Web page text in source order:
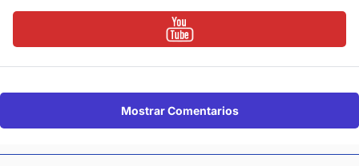
Mostrar Comentarios